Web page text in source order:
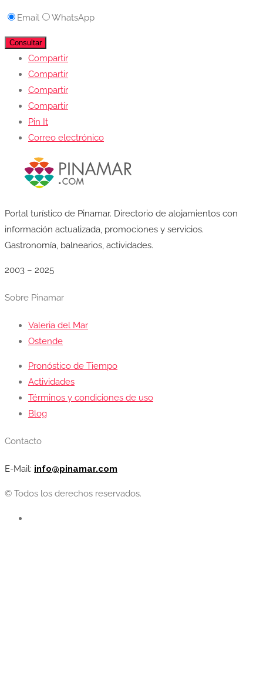
Email WhatsApp
Compartir
Compartir
Compartir
Compartir
Pin It
Correo electrónico
Portal turístico de Pinamar. Directorio de alojamientos con
información actualizada, promociones y servicios.
Gastronomía, balnearios, actividades.
2003 – 2025
Sobre Pinamar
Valeria del Mar
Ostende
Pronóstico de Tiempo
Actividades
Términos y condiciones de uso
Blog
Contacto
E-Mail: info@pinamar.com
© Todos los derechos reservados.